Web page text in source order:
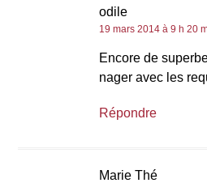
odile
19 mars 2014 à 9 h 20
Encore de
nager avec les
Répondre
Marie Thé